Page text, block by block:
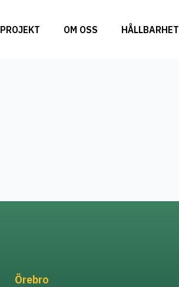
PROJEKT OM OSS HÅLLBARHET
Örebro